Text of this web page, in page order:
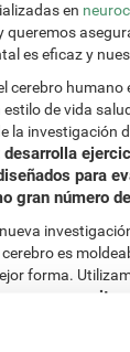
en
queremos
es eficaz y
cerebro humano
de vida
la investigación
desarrolla
para
gran número
es
forma.
que necesita
mantener la
cerebral